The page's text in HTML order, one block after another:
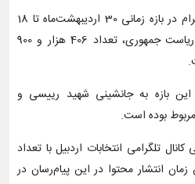
در بررسی محتوای پیام‌رسان تلگرام در بازه زمانی 30 اردیبهشت‌ماه تا 18
خردادماه 1403 درباره انتخابات ریاست جمهوری، تعداد 406 هزار و 900
بازه به جانشینی شهید رییسی و
بوده است.
کانال تلگرامی انتخابات اردبیل با تعداد
زمان انتشار محتوا در این پیام‌رسان در